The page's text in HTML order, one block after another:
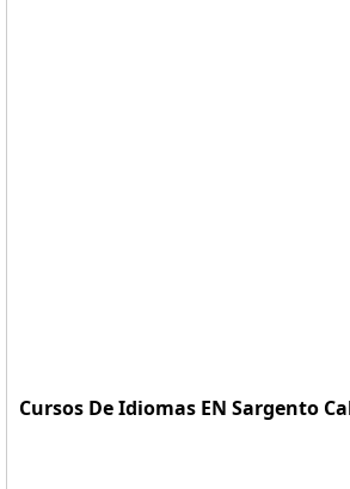
Cursos De Idiomas EN Sargento